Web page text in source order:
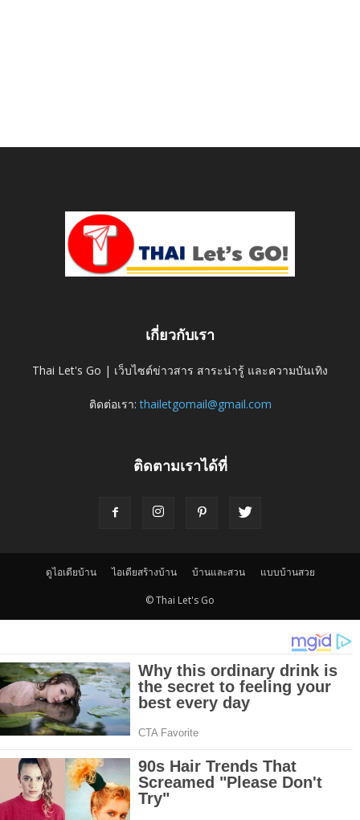
เกี่ยวกับเรา
Thai Let's Go | เว็บไซต์ข่าวสาร สาระน่ารู้ และความบันเทิง
ติดต่อเรา:thailetgomail@gmail.com
ติดตามเราได้ที่
ดูไอเดียบ้าน ไอเดียสร้างบ้าน บ้านและสวน แบบบ้านสวย
© Thai Let's Go